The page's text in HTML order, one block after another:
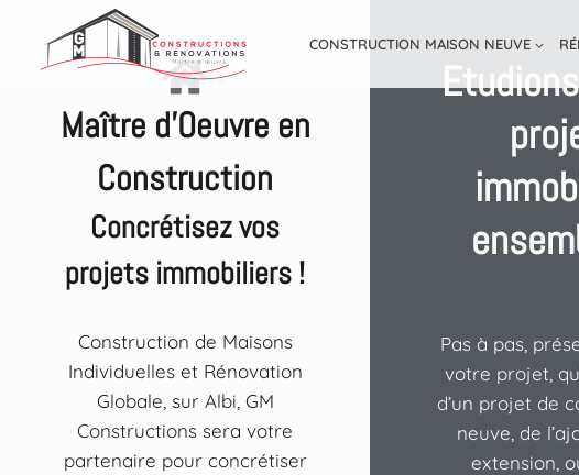
CONSTRUCTION MAISON NEUVE
Maître d'Oeuvre en
Construction
Concrétisez vos
projets immobiliers !
Construction de Maisons
Individuelles et Rénovation
Globale, sur Albi, GM
Constructions sera votre
partenaire pour concrétiser
Pas à pas,
votre projet,
d’un projet de
neuve, de
extension,